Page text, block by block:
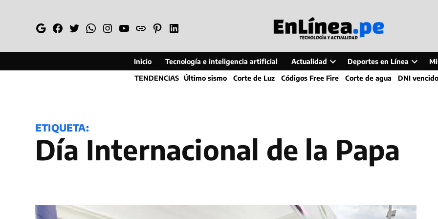
GoogleFacebook
TwitterWhatsapp
Instagram
YouTube
WebPinterestLinkedin
Inicio Tecnología e inteligencia artificial Actualidad
Open
dropdown
Deportes en Línea
Open
dropdown
TENDENCIAS Último sismo Corte de Luz Códigos Free Fire Corte de agua DNI vencido
ETIQUETA:
Día Internacional de la Papa